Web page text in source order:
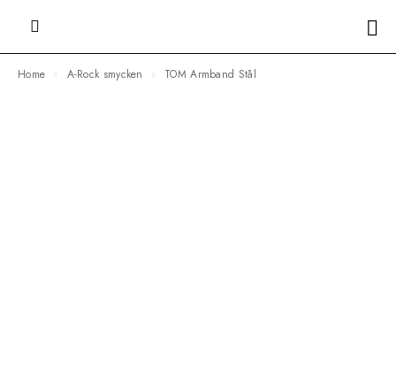
Home A-Rock smycken TOM Armband Stål